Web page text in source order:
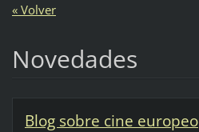
« Volver
Novedades
Blog sobre cine europeo